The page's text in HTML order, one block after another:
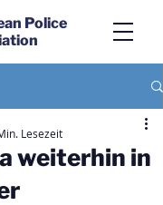
Police
weiterhin in
Lesezeit